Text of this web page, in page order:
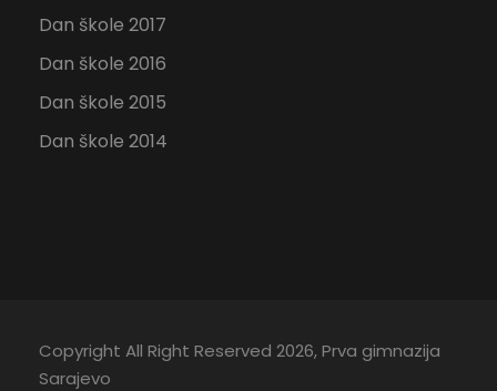
Dan škole 2017
Dan škole 2016
Dan škole 2015
Dan škole 2014
Copyright All Right Reserved 2026, Prva gimnazija
Sarajevo